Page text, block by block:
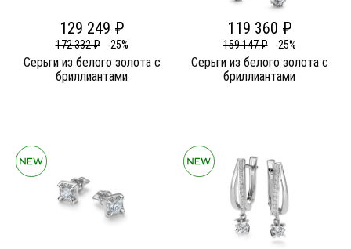
129 249 ₽
172 332 ₽ -25%
Серьги из белого золота c
бриллиантами
119 360 ₽
159 147 ₽ -25%
Серьги из белого золота c
бриллиантами